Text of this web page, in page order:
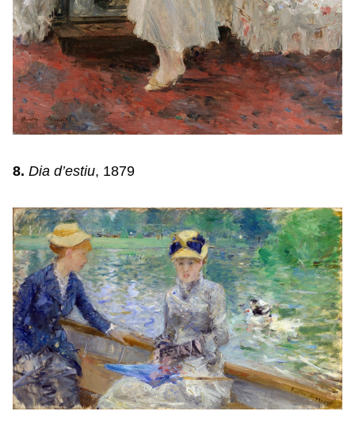
8. Dia d’estiu, 1879